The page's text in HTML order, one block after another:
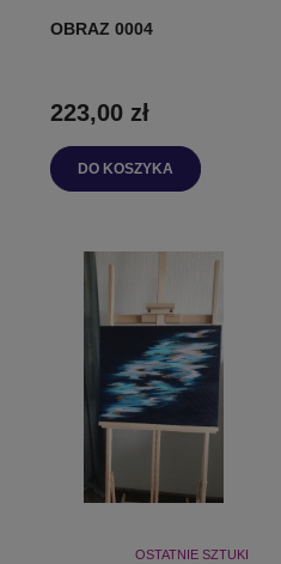
OBRAZ 0004
223,00 zł
DO KOSZYKA
OSTATNIE SZTUKI